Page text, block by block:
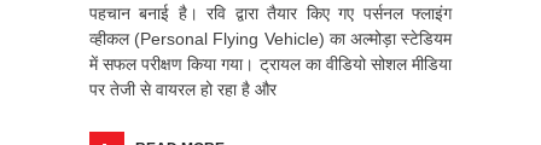
पहचान बनाई है। रवि द्वारा तैयार किए गए पर्सनल फ्लाइंग
व्हीकल (Personal Flying Vehicle) का अल्मोड़ा स्टेडियम
में सफल परीक्षण किया गया। ट्रायल का वीडियो सोशल मीडिया
पर तेजी से वायरल हो रहा है और